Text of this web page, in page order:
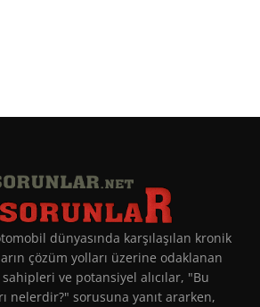
dünyasında karşılaşılan kronik
çözüm yolları üzerine odaklanan
ve potansiyel alıcılar, "Bu
nelerdir?" sorusuna yanıt ararken,